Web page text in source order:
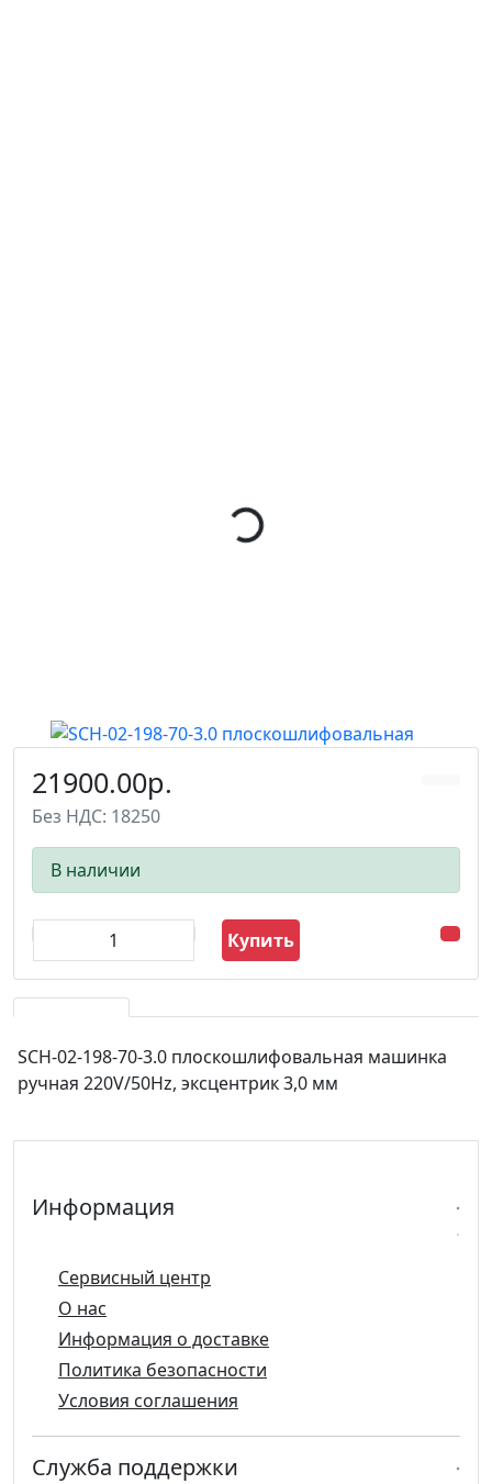
21900.00р.
Без НДС: 18250
В наличии
Купить
SCH-02-198-70-3.0 плоскошлифовальная машинка
ручная 220V/50Hz, эксцентрик 3,0 мм
Информация
Сервисный центр
О нас
Информация о доставке
Политика безопасности
Условия соглашения
Служба поддержки